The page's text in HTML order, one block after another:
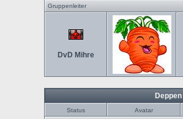
Gruppenleiter
DvD Mihre
Status
Avatar